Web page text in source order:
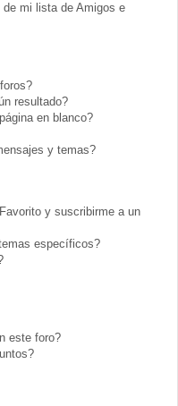
de mi lista de Amigos e
resultado?
en blanco?
y temas?
y suscribirme a un
específicos?
este foro?